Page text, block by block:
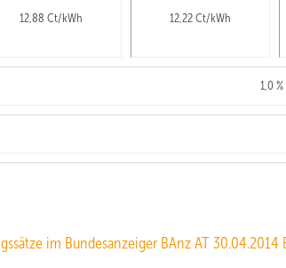
12,88 Ct/kWh 12,22 Ct/kWh
1,0 %
im Bundesanzeiger BAnz AT 30.04.2014